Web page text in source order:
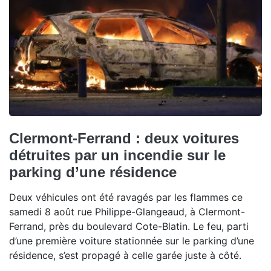
Clermont-Ferrand : deux voitures
détruites par un incendie sur le
parking d’une résidence
Deux véhicules ont été ravagés par les flammes ce
samedi 8 août rue Philippe-Glangeaud, à Clermont-
Ferrand, près du boulevard Cote-Blatin. Le feu, parti
d’une première voiture stationnée sur le parking d’une
résidence, s’est propagé à celle garée juste à côté.